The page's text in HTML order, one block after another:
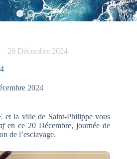
20 Décembre 2024
2024
la ville de Saint-Philippe vous
en ce 20 Décembre, journée de
de l’esclavage.